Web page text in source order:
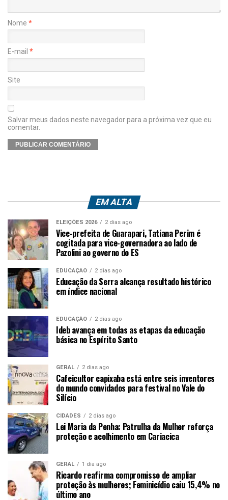
Nome *
E-mail *
Site
Salvar meus dados neste navegador para a próxima vez que eu
comentar.
EM ALTA
ELEIÇÕES 2026 2 dias ago
Vice-prefeita de Guarapari, Tatiana Perim é
cogitada para vice-governadora ao lado de
Pazolini ao governo do ES
EDUCAÇÃO 2 dias ago
Educação da Serra alcança resultado histórico
em índice nacional
EDUCAÇÃO 2 dias ago
Ideb avança em todas as etapas da educação
básica no Espírito Santo
GERAL 2 dias ago
Cafeicultor capixaba está entre seis inventores
do mundo convidados para festival no Vale do
Silício
CIDADES 2 dias ago
Lei Maria da Penha: Patrulha da Mulher reforça
proteção e acolhimento em Cariacica
GERAL 1 dia ago
Ricardo reafirma compromisso de ampliar
proteção às mulheres; Feminicídio caiu 15,4% no
último ano